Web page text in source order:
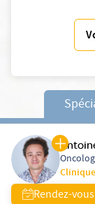
Rendez-vous